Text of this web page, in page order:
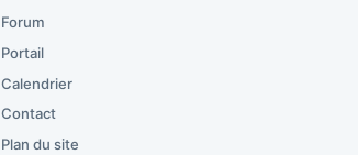
Forum
Portail
Calendrier
Contact
Plan du site